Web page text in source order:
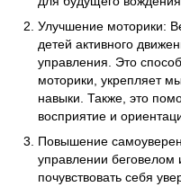
Улучшение моторики:
детей активного
управления. Это
моторики, укрепляет
навыки. Также, это
восприятие и
Повышение
управлении беговелом
почувствовать себя